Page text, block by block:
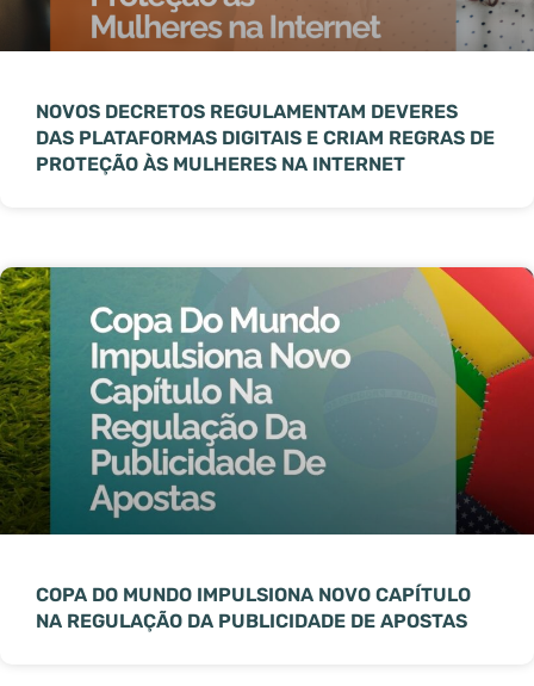
NOVOS DECRETOS REGULAMENTAM DEVERES
DAS PLATAFORMAS DIGITAIS E CRIAM REGRAS DE
PROTEÇÃO ÀS MULHERES NA INTERNET
COPA DO MUNDO IMPULSIONA NOVO CAPÍTULO
NA REGULAÇÃO DA PUBLICIDADE DE APOSTAS